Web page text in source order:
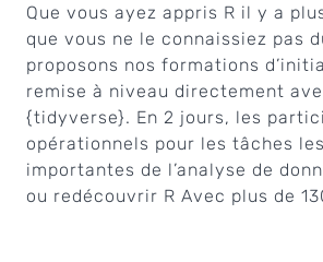
Que vous ayez appris R il y a
que vous ne le connaissiez pas
proposons nos formations
remise à niveau directement
{tidyverse}. En 2 jours, les
opérationnels pour les tâches
importantes de l’analyse de
ou redécouvrir R Avec plus de